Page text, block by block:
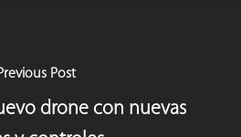
Post
drone con nuevas